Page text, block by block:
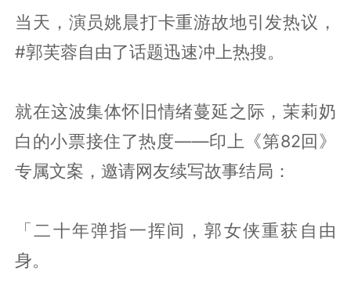
当天，演员姚晨打卡重游故地引发热议，
#郭芙蓉自由了话题迅速冲上热搜。
就在这波集体怀旧情绪蔓延之际，茉莉奶
白的小票接住了热度——印上《第82回》
专属文案，邀请网友续写故事结局：
「二十年弹指一挥间，郭女侠重获自由
身。